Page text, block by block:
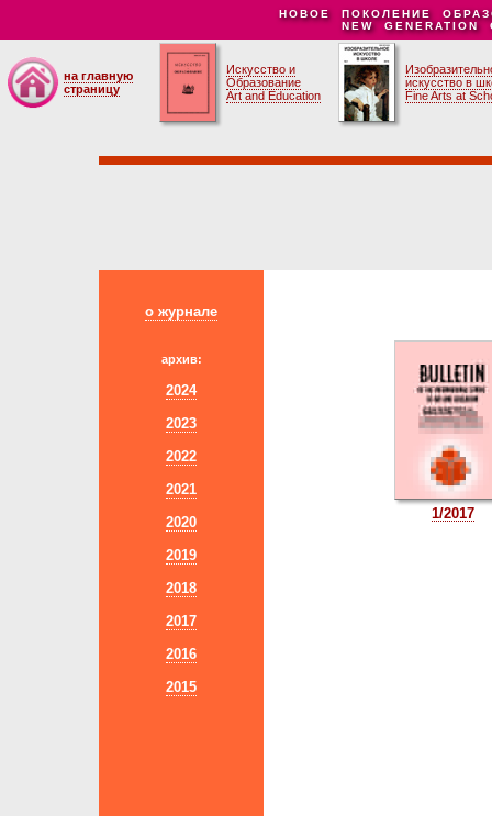
НОВОЕ ПОКОЛЕНИЕ
NEW GENERATION
на главную
страницу
Искусство и
Образование
Art and Education
искусство в
Fine Arts at
о журнале
архив:
2024
2023
2022
2021
2020
2019
2018
2017
2016
2015
1/2017